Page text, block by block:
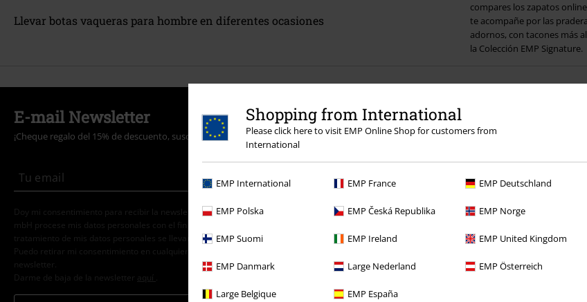
Shopping from International
Please click here to visit EMP Online Shop for customers from
International
EMP International EMP France EMP Deutschland
EMP Polska EMP Česká Republika EMP Norge
EMP Suomi EMP Ireland EMP United Kingdom
EMP Danmark Large Nederland EMP Österreich
Large Belgique EMP España
Llevar botas vaqueras para hombre en diferentes ocasiones
compares los zapatos
te acompañe por las
adornos, con tacones más
la Colección EMP Signature.
E-mail Newsletter
¡Cheque regalo del 15% de descuento, suscríbete ahora! Más
Doy mi consentimiento para recibir la newsletter de EMP y acepto que E.M.P. Merchandising Handelsgesellschaft
mbH procese mis datos personales con el fin de informarme de manera personalizada y regular sobre su oferta. El
tratamiento de mis datos personales se llevará a cabo de acuerdo con lo establecido en laPolítica de Privacidad
Puedo retirar mi consentimiento en cualquier momento haciendo clic en el enlace de baja presente en cada
newsletter.
Darme de baja de la newsletter
aquí